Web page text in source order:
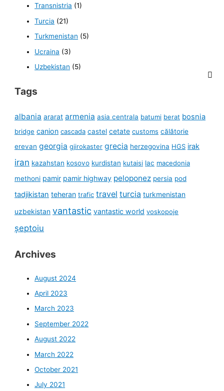
Transnistria (1)
Turcia (21)
Turkmenistan (5)
Ucraina (3)
Uzbekistan (5)
Tags
albania ararat armenia asia centrala batumi berat bosnia
bridge canion cascada castel cetate customs călătorie
erevan georgia gjirokaster grecia herzegovina HGS irak
iran kazahstan kosovo kurdistan kutaisi lac macedonia
methoni pamir pamir highway peloponez persia pod
tadjikistan teheran trafic travel turcia turkmenistan
uzbekistan vantastic vantastic world voskopoje
șeptoiu
Archives
August 2024
April 2023
March 2023
September 2022
August 2022
March 2022
October 2021
July 2021